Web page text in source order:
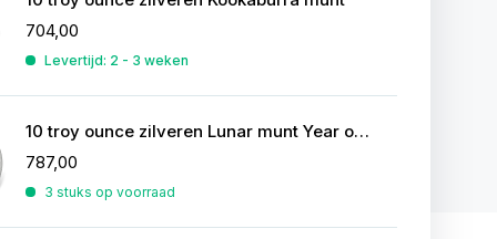
704,00
Levertijd: 2 - 3 weken
10 troy ounce zilveren Lunar munt Year of the Rooster 2017
787,00
3 stuks op voorraad